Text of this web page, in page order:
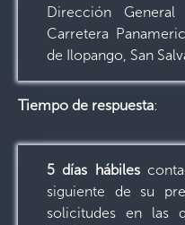
Dirección
Carretera
de Ilopango, San
Tiempo de respuesta:
5 días hábiles
siguiente de su
solicitudes en las